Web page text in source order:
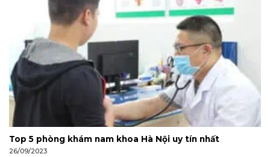
Top 5 phòng khám nam khoa Hà Nội uy tín nhất
26/09/2023